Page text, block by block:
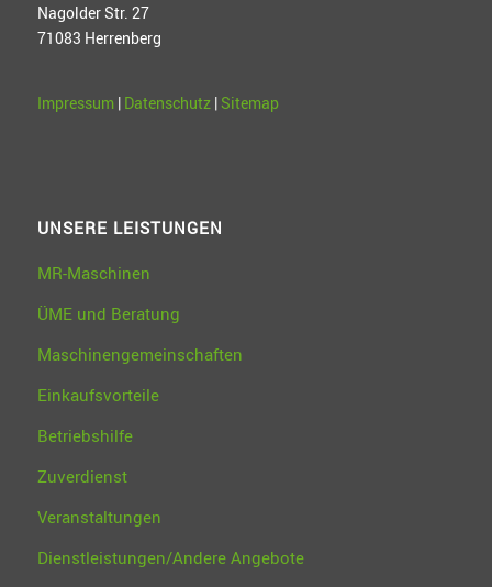
Nagolder Str. 27
71083 Herrenberg
Impressum| Datenschutz| Sitemap
UNSERE LEISTUNGEN
MR-Maschinen
ÜME und Beratung
Maschinengemeinschaften
Einkaufsvorteile
Betriebshilfe
Zuverdienst
Veranstaltungen
Dienstleistungen/Andere Angebote